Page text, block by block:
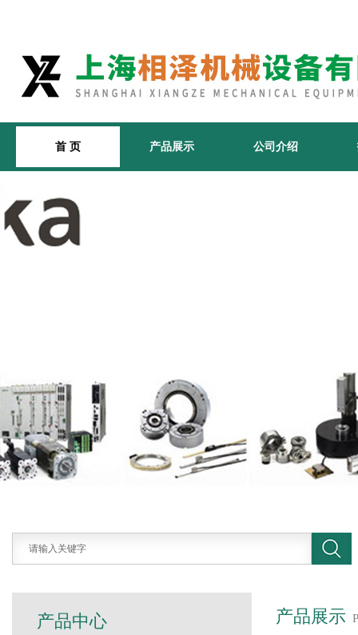
首 页 产品展示 公司介绍
产品展示
产品中心